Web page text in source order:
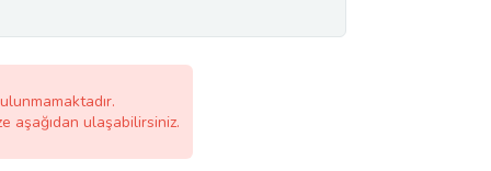
aşağıdan ulaşabilirsiniz.